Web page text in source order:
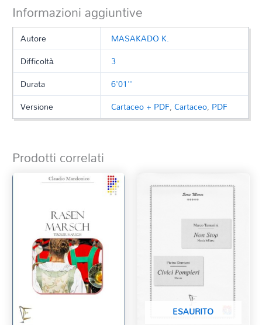
Informazioni aggiuntive
Autore
MASAKADO K.
Difficoltà
3
Durata
6'01''
Versione
Cartaceo + PDF,Cartaceo, PDF
Prodotti correlati
ESAURITO